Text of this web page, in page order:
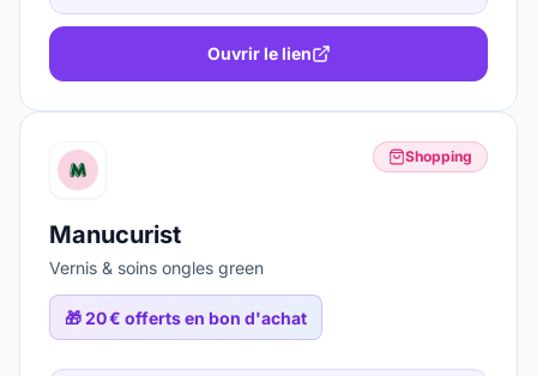
Ouvrir le lien
Shopping
Manucurist
Vernis & soins ongles green
🎁20 € offerts en bon d'achat